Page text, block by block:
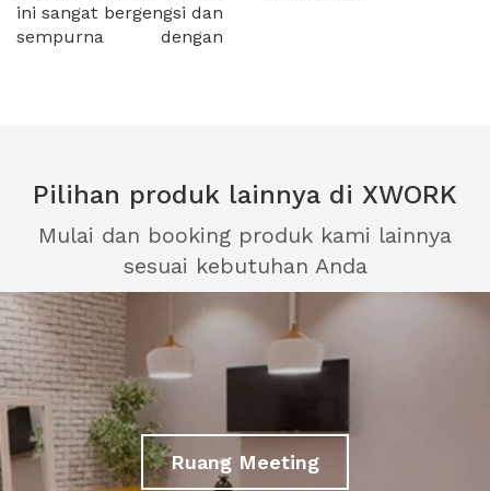
ini sangat bergengsi dan
sempurna dengan
Pilihan produk lainnya di XWORK
Mulai dan booking produk kami lainnya
sesuai kebutuhan Anda
Ruang Meeting